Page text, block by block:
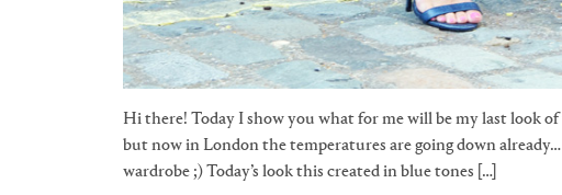
Hi there! Today I show you what for me will be my last look
but now in London the temperatures are going down
wardrobe ;) Today’s look this created in blue tones […]